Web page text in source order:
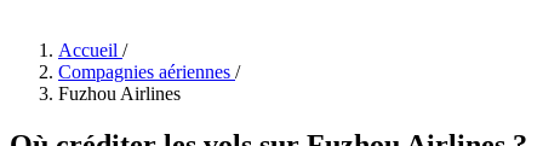
Accueil /
Compagnies aériennes /
Fuzhou Airlines